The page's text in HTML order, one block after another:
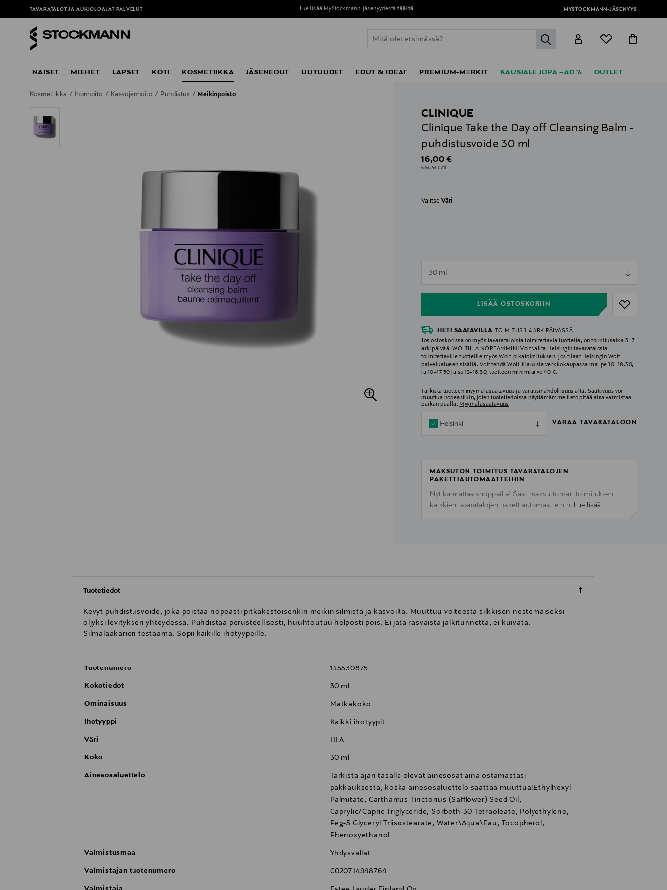
TAVARATALOT JA AUKIOLOAJAT PALVELUT Lue lisää MyStockmann-jäsenyydestä täältä MYSTOCKMANN-JÄSENYYS
label.header.go
NAISET MIEHET LAPSET KOTI KOSMETIIKKA JÄSENEDUT UUTUUDET EDUT & IDEAT PREMIUM-MERKIT KAUSIALE JOPA –40 % OUTLET
Kosmetiikka Ihonhoito Kasvojenhoito Puhdistus Meikinpoisto
CLINIQUE
Clinique Take the Day off Cleansing Balm -
puhdistusvoide 30 ml
Original Price
16,00 €
533,33 €/1l
ValitseVäri
30 ml
LISÄÄ OSTOSKORIIN
null
HETI SAATAVILLA
TOIMITUS 1-4 ARKIPÄIVÄSSÄ
Jos ostoskorissa on myös tavarataloista toimitettavia tuotteita, on toimitusaika 3–7
arkipäivää. WOLTILLA NOPEAMMIN! Voit valita Helsingin tavaratalosta
toimitettaville tuotteille myös Wolt-pikatoimituksen, jos tilaat Helsingin Wolt-
palvelualueen sisällä. Voit tehdä Wolt-tilauksia verkkokaupassa ma–pe 10–18.30,
la 10–17.30 ja su 12–16.30, tuotteen minimiarvo 40 €.
Tarkista tuotteen myymäläsaatavuus ja varausmahdollisuus alta. Saatavuus voi
muuttua nopeastikin, joten tuotetiedoissa näyttämämme tieto pitää aina varmistaa
paikan päällä. Myymäläsaatavuus
Helsinki VARAA TAVARATALOON
MAKSUTON TOIMITUS TAVARATALOJEN
PAKETTIAUTOMAATTEIHIN
Nyt kannattaa shoppailla! Saat maksuttoman toimituksen
kaikkien tavaratalojen pakettiautomaatteihin. Lue lisää
Tuotetiedot
Kevyt puhdistusvoide, joka poistaa nopeasti pitkäkestoisenkin meikin silmistä ja kasvoilta. Muuttuu voiteesta silkkisen nestemäiseksi
öljyksi levityksen yhteydessä. Puhdistaa perusteellisesti, huuhtoutuu helposti pois. Ei jätä rasvaista jälkitunnetta, ei kuivata.
Silmälääkärien testaama. Sopii kaikille ihotyypeille.
Tuotenumero 145530875
Kokotiedot 30 ml
Ominaisuus Matkakoko
Ihotyyppi Kaikki ihotyypit
Väri LILA
Koko 30 ml
Ainesosaluettelo
Tarkista ajan tasalla olevat ainesosat aina ostamastasi
pakkauksesta, koska ainesosaluettelo saattaa muuttua!Ethylhexyl
Palmitate, Carthamus Tinctorius (Safflower) Seed Oil,
Caprylic/Capric Triglyceride, Sorbeth-30 Tetraoleate, Polyethylene,
Peg-5 Glyceryl Triisostearate, Water\Aqua\Eau, Tocopherol,
Phenoxyethanol
Valmistusmaa Yhdysvallat
Valmistajan tuotenumero 0020714948764